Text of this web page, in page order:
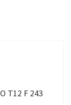
T12 F 243